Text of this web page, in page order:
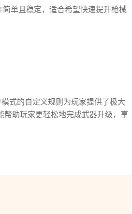
单且稳定，适合希望快速提升枪械
式的自定义规则为玩家提供了极大
助玩家更轻松地完成武器升级，享